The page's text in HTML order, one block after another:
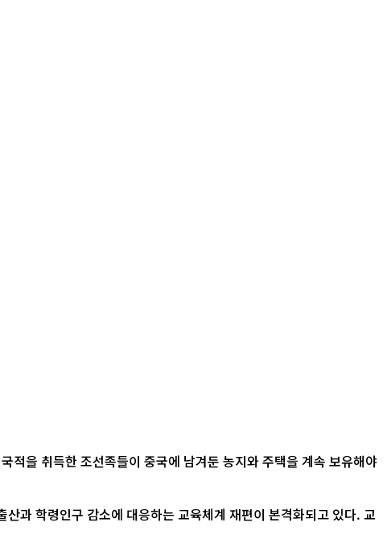
적을 취득한 조선족들이 중국에 남겨둔 농지와 주택을 계속 보유해야
과 학령인구 감소에 대응하는 교육체계 재편이 본격화되고 있다. 교